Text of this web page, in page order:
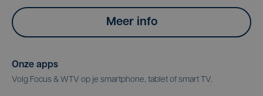
Meer info
Onze apps
Volg Focus & WTV op je smartphone, tablet of smart TV.